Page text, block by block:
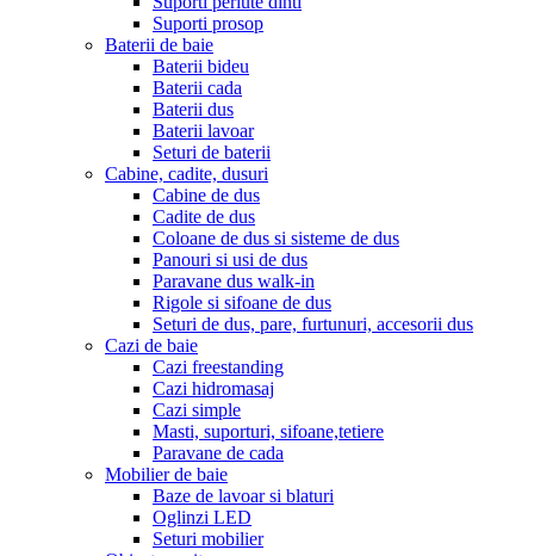
Suporti prosop
Baterii de baie
Baterii bideu
Baterii cada
Baterii dus
Baterii lavoar
Seturi de baterii
Cabine, cadite, dusuri
Cabine de dus
Cadite de dus
Coloane de dus si sisteme de dus
Panouri si usi de dus
Paravane dus walk-in
Rigole si sifoane de dus
Seturi de dus, pare, furtunuri, accesorii dus
Cazi de baie
Cazi freestanding
Cazi hidromasaj
Cazi simple
Masti, suporturi, sifoane,tetiere
Paravane de cada
Mobilier de baie
Baze de lavoar si blaturi
Oglinzi LED
Seturi mobilier